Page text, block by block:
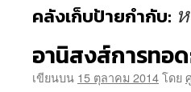
คลังเก็บป้ายกำกับ:
อานิสงส์การทอ
เขียนบน 15 ตุลาคม 2014โดย